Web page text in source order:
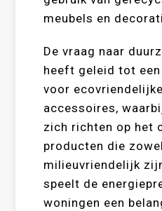
meubels en
De vraag naar
heeft geleid tot
voor
accessoires,
zich richten op het
producten die
milieuvriendelijk
speelt de
woningen een